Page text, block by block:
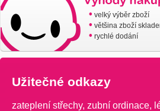
• velký výběr zboží
• většina zboží
• rychlé dodání
Užitečné odkazy
zateplení střechy, zubní ordinace,